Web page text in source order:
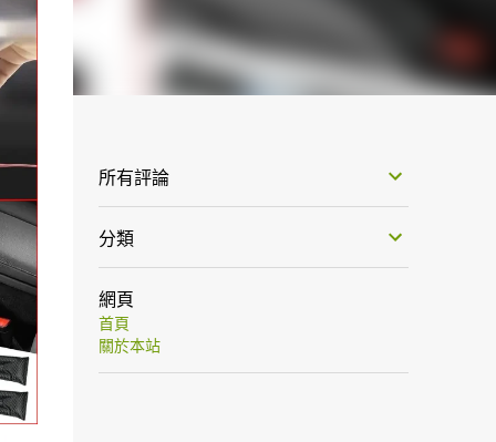
所有評論
分類
網頁
首頁
關於本站